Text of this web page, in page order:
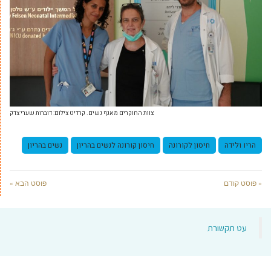
צוות החוקרים מאגף נשים. קרדיט צילום: דוברות שערי צדק
הריו ולידה חיסון לקורונה חיסון קורונה לנשים בהריון נשים בהריון
« פוסט קודם פוסט הבא »
‏עט תקשורת‏